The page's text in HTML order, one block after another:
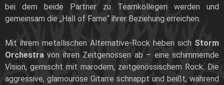
bei dem beide Partner zu Teamkollegen werden und
gemeinsam die „Hall of Fame“ ihrer Beziehung erreichen.
Mit ihrem metallischen Alternative-Rock heben sich Storm
Orchestravon ihren Zeitgenossen ab – eine schimmernde
Vision, gemischt mit marodem, zeitgenössischem Rock. Die
aggressive, glamouröse Gitarre schnappt und beißt, während